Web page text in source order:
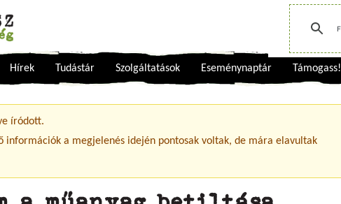
Hírek Tudástár Szolgáltatások Eseménynaptár Támogass!
üzenet
íródott.
információk a megjelenés idején pontosak voltak, de mára elavultak